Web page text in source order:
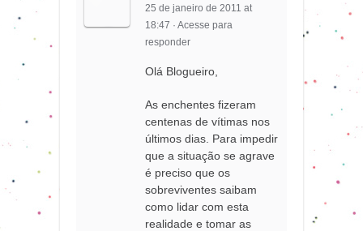
25 de janeiro de 2011 at
18:47 ·Acesse para
responder
Olá Blogueiro,
As enchentes fizeram
centenas de vítimas nos
últimos dias. Para impedir
que a situação se agrave
é preciso que os
sobreviventes saibam
como lidar com esta
realidade e tomar as